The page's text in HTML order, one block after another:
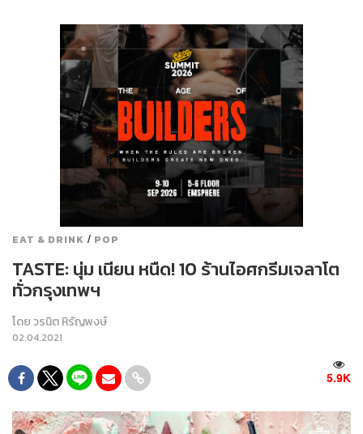
EAT & DRINK / POP
TASTE: นุ่ม เนียน หนืด! 10 ร้านไอศกรีมเจลาโต
ทั่วกรุงเทพฯ
โดยวรนิต หิรัญพงษ์
02.04.2021
5.9K